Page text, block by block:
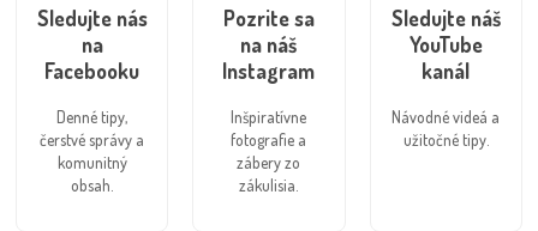
Sledujte nás
na
Facebooku
Denné tipy,
čerstvé správy a
komunitný
obsah.
Pozrite sa
na náš
Instagram
Inšpiratívne
fotografie a
zábery zo
zákulisia.
Sledujte náš
YouTube
kanál
Návodné videá a
užitočné tipy.